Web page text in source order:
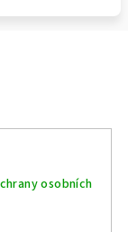
osobních